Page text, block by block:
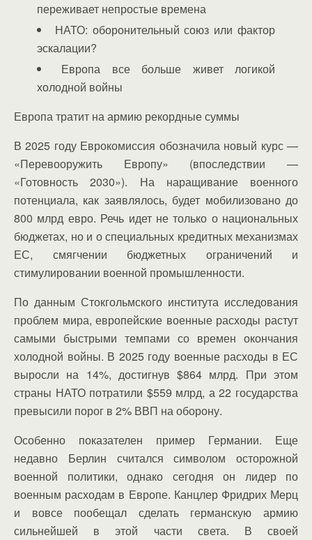
переживает непростые времена
НАТО: оборонительный союз или фактор
эскалации?
Европа все больше живет логикой
холодной войны
Европа тратит на армию рекордные суммы
В 2025 году Еврокомиссия обозначила новый курс —
«Перевооружить Европу» (впоследствии —
«Готовность 2030»). На наращивание военного
потенциала, как заявлялось, будет мобилизовано до
800 млрд евро. Речь идет не только о национальных
бюджетах, но и о специальных кредитных механизмах
ЕС, смягчении бюджетных ограничений и
стимулировании военной промышленности.
По данным Стокгольмского института исследования
проблем мира, европейские военные расходы растут
самыми быстрыми темпами со времен окончания
холодной войны. В 2025 году военные расходы в ЕС
выросли на 14%, достигнув $864 млрд. При этом
страны НАТО потратили $559 млрд, а 22 государства
превысили порог в 2% ВВП на оборону.
Особенно показателен пример Германии. Еще
недавно Берлин считался символом осторожной
военной политики, однако сегодня он лидер по
военным расходам в Европе. Канцлер Фридрих Мерц
и вовсе пообещал сделать германскую армию
сильнейшей в этой части света. В своей